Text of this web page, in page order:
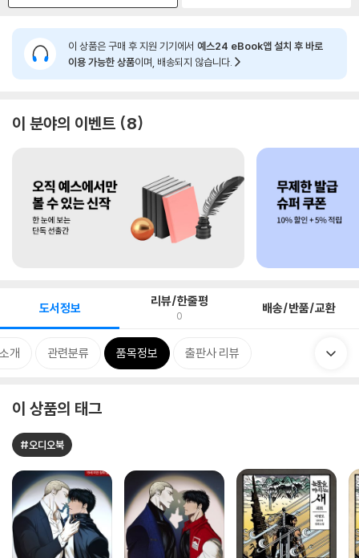
이 상품은 구매 후 지원 기기에서 예스24 eBook앱 설치 후 바로
이용 가능한 상품이며, 배송되지 않습니다.
이 분야의 이벤트 8
도서정보 리뷰/한줄평
0 배송/반품/교환
개 관련분류 품목정보 출판사 리뷰
이 상품의 태그
#오디오북